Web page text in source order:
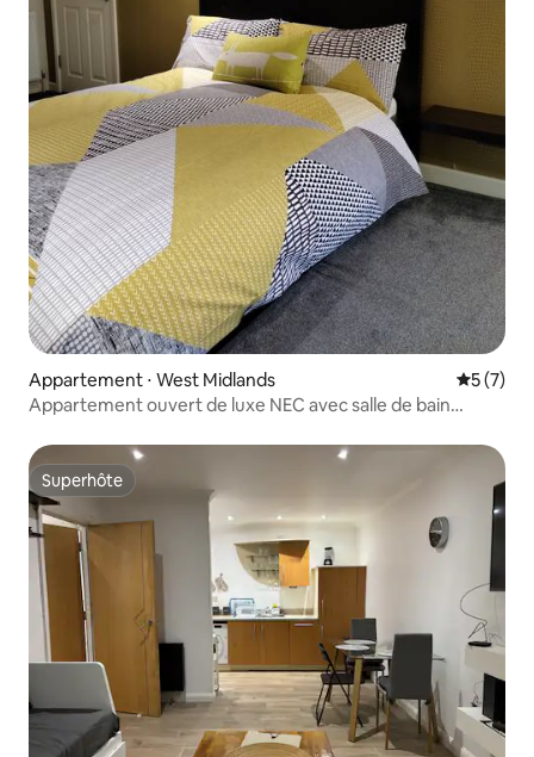
Appartement ⋅ West Midlands
5 (7)
Appartement ouvert de luxe NEC avec salle de bain
Superhôte
Superhôte